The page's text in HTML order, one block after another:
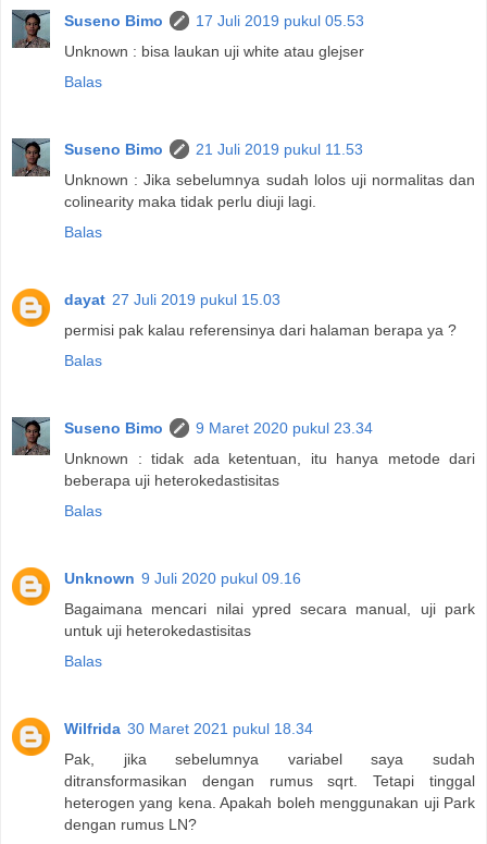
Suseno Bimo
17 Juli 2019 pukul 05.53
Unknown : bisa laukan uji white atau glejser
Balas
Suseno Bimo
21 Juli 2019 pukul 11.53
Unknown : Jika sebelumnya sudah lolos uji normalitas dan
colinearity maka tidak perlu diuji lagi.
Balas
dayat 27 Juli 2019 pukul 15.03
permisi pak kalau referensinya dari halaman berapa ya ?
Balas
Suseno Bimo
9 Maret 2020 pukul 23.34
Unknown : tidak ada ketentuan, itu hanya metode dari
beberapa uji heterokedastisitas
Balas
Unknown 9 Juli 2020 pukul 09.16
Bagaimana mencari nilai ypred secara manual, uji park
untuk uji heterokedastisitas
Balas
Wilfrida 30 Maret 2021 pukul 18.34
Pak, jika sebelumnya variabel saya sudah
ditransformasikan dengan rumus sqrt. Tetapi tinggal
heterogen yang kena. Apakah boleh menggunakan uji Park
dengan rumus LN?